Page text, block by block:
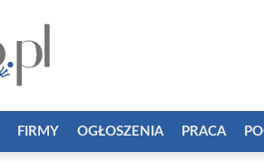
FIRMY OGŁOSZENIA PRACA